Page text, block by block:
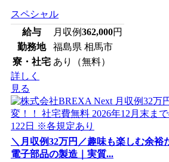
スペシャル
給与
月収例362,000円
勤務地
福島県 相馬市
寮・社宅 あり（無料）
詳しく
見る
＼月収例32万円／趣味も楽しむ余裕
電子部品の製造｜実質...